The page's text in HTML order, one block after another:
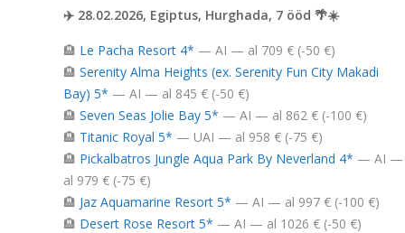
✈️ 28.02.2026, Egiptus, Hurghada, 7 ööd 🌴☀️
🏨 Le Pacha Resort 4* — AI — al 709 € (-50 €)
🏨 Serenity Alma Heights (ex. Serenity Fun City Makadi
Bay) 5* — AI — al 845 € (-50 €)
🏨 Seven Seas Jolie Bay 5* — AI — al 862 € (-100 €)
🏨 Titanic Royal 5* — UAI — al 958 € (-75 €)
🏨 Pickalbatros Jungle Aqua Park By Neverland 4* — AI —
al 979 € (-75 €)
🏨 Jaz Aquamarine Resort 5* — AI — al 997 € (-100 €)
🏨 Desert Rose Resort 5* — AI — al 1026 € (-50 €)